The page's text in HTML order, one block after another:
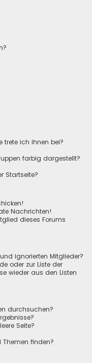
trete ich ihnen bei?
farbig dargestellt?
Startseite?
Nachrichten!
dieses Forums
ignorierten Mitglieder?
oder zur Liste der
wieder aus den Listen
durchsuchen?
Seite?
finden?